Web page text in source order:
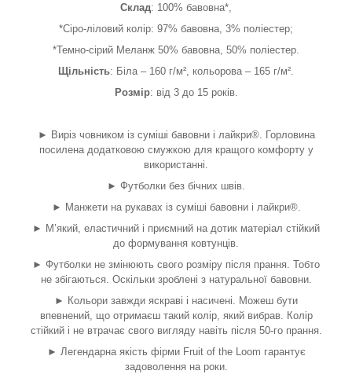
Склад: 100% бавовна*,
*Сіро-ліловий колір: 97% бавовна, 3% поліестер;
*Темно-сірий Меланж 50% бавовна, 50% поліестер.
Щільність: Біла – 160 г/м², кольорова – 165 г/м².
Розмір: від 3 до 15 років.
► Виріз човником із суміші бавовни і лайкри®. Горловина
посилена додатковою смужкою для кращого комфорту у
використанні.
► Футболки без бічних швів.
► Манжети на рукавах із суміші бавовни і лайкри®.
► М’який, еластичний і приємний на дотик матеріал стійкий
до формування ковтунців.
► Футболки не змінюють свого розміру після прання. Тобто
не збігаються. Оскільки зроблені з натуральної бавовни.
► Кольори завжди яскраві і насичені. Можеш бути
впевнений, що отримаєш такий колір, який вибрав. Колір
стійкий і не втрачає свого вигляду навіть після 50-го прання.
► Легендарна якість фірми Fruit of the Loom гарантує
задоволення на роки.